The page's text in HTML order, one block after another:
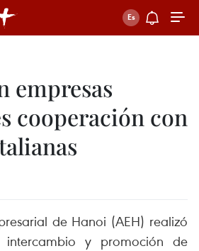
empresas
cooperación con
de Hanoi (AEH) realizó
y promoción de